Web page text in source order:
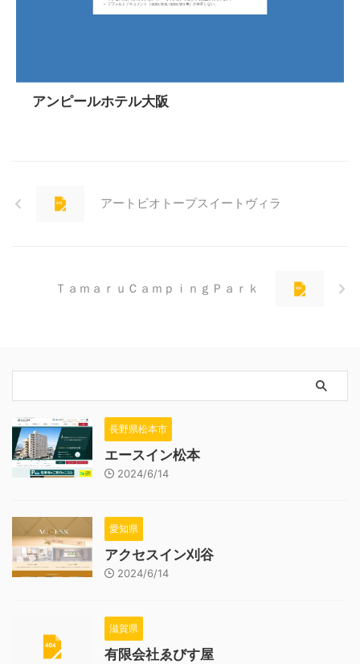
アンピールホテル大阪
アートビオトープスイートヴィラ
ＴａｍａｒｕＣａｍｐｉｎｇＰａｒｋ
長野県松本市
エースイン松本
2024/6/14
愛知県
アクセスイン刈谷
2024/6/14
滋賀県
有限会社ゑびす屋